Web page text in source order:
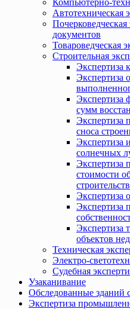
Компьютерно-
Автотехническая
Почерковедческая
документов
Товароведческая
Строительная
Экспертиза
Экспертиза
Экспертиза
сумм
Экспертиза
сноса
Экспертиза
солнечных
Экспертиза
стоимости
Экспертиза
Экспертиза
Экспертиза
объектов
Техническая
Электро-
Судебная
Узаканивание
Обследованные зданий
Экспертиза